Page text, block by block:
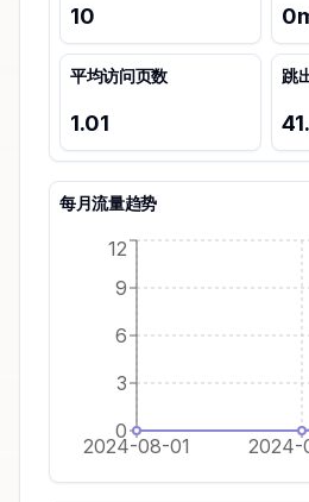
10 0
平均访问页数
1.01
跳
每月流量趋势
2024-08-01 2024-
0
3
6
9
12